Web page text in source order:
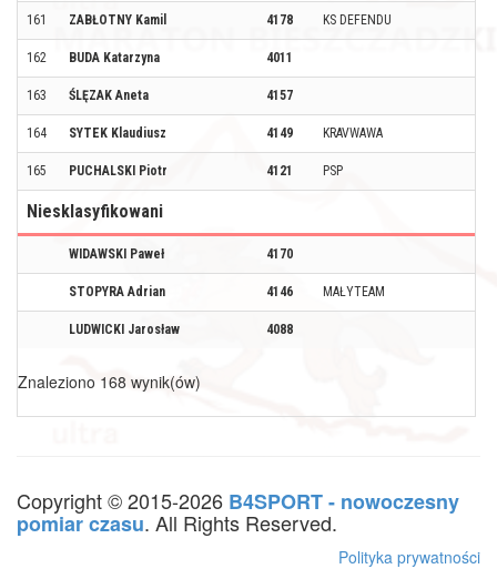
161 ZABŁOTNY Kamil 4178 KS DEFENDU
162 BUDA Katarzyna 4011
163 ŚLĘZAK Aneta 4157
164 SYTEK Klaudiusz 4149 KRAVWAWA
165 PUCHALSKI Piotr 4121 PSP
Niesklasyfikowani
WIDAWSKI Paweł 4170
STOPYRA Adrian 4146 MAŁYTEAM
LUDWICKI Jarosław 4088
Znaleziono 168 wynik(ów)
Copyright © 2015-2026 B4SPORT - nowoczesny
pomiar czasu. All Rights Reserved.
Polityka prywatności